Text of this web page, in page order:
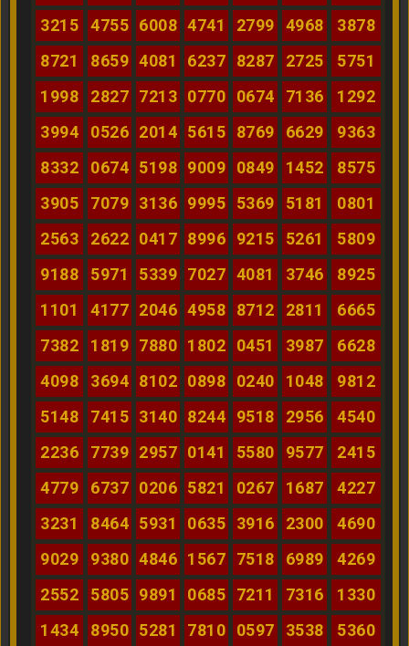
3215
4755 6008 4741 2799 4968
3878
8721
8659 4081 6237 8287 2725
5751
1998
2827 7213 0770 0674 7136
1292
3994
0526 2014 5615 8769 6629
9363
8332
0674 5198 9009 0849 1452
8575
3905
7079 3136 9995 5369 5181
0801
2563
2622 0417 8996 9215 5261
5809
9188
5971 5339 7027 4081 3746
8925
1101
4177 2046 4958 8712 2811
6665
7382
1819 7880 1802 0451 3987
6628
4098
3694 8102 0898 0240 1048
9812
5148
7415 3140 8244 9518 2956
4540
2236
7739 2957 0141 5580 9577
2415
4779
6737 0206 5821 0267 1687
4227
3231
8464 5931 0635 3916 2300
4690
9029
9380 4846 1567 7518 6989
4269
2552
5805 9891 0685 7211 7316
1330
1434
8950 5281 7810 0597 3538 5360